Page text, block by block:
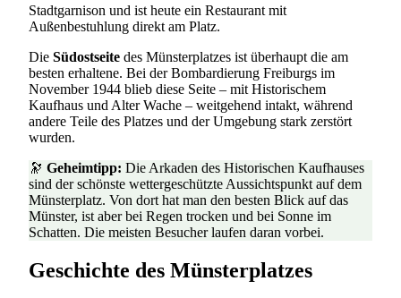
Stadtgarnison und ist heute ein Restaurant mit
Außenbestuhlung direkt am Platz.
Die Südostseite des Münsterplatzes ist überhaupt die am
besten erhaltene. Bei der Bombardierung Freiburgs im
November 1944 blieb diese Seite – mit Historischem
Kaufhaus und Alter Wache – weitgehend intakt, während
andere Teile des Platzes und der Umgebung stark zerstört
wurden.
🔭 Geheimtipp: Die Arkaden des Historischen Kaufhauses
sind der schönste wettergeschützte Aussichtspunkt auf dem
Münsterplatz. Von dort hat man den besten Blick auf das
Münster, ist aber bei Regen trocken und bei Sonne im
Schatten. Die meisten Besucher laufen daran vorbei.
Geschichte des Münsterplatzes